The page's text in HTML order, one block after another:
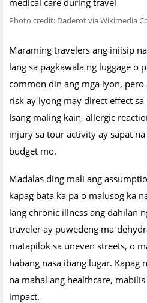
Photo credit: Daderot via Wikimedia
Maraming travelers ang iniisip
lang sa pagkawala ng luggage o
common din ang mga iyon, pero
risk ay iyong may direct effect
Isang maling kain, allergic
injury sa tour activity ay sapat
budget mo.
Madalas ding mali ang
kapag bata ka pa o malusog ka
lang chronic illness ang dahilan
traveler ay puwedeng ma-
matapilok sa uneven streets, o
habang nasa ibang lugar. Kapag
na mahal ang healthcare,
impact.